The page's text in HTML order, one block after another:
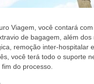
Viagem, você contará
de bagagem, além
remoção inter-hospitalar
você terá todo o suporte
do processo.